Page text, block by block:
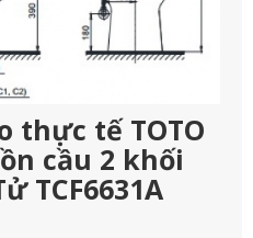
thực tế TOTO
cầu 2 khối
TCF6631A